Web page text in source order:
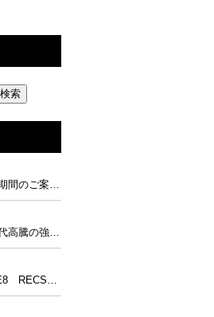
【お知らせ】夏季休業期間のご案内と、猛暑の中でのドライブで気をつけたいポイント
【入庫情報】ガソリン代高騰の強い味方！走行5.8万キロの「アルト エコS」が入荷しました！
ホンダ フィット GE8 RECS フューエル１ジャンボ アンチエイジングオイル エンジンパワーシールド レックス ワコーズ WAKO‘S